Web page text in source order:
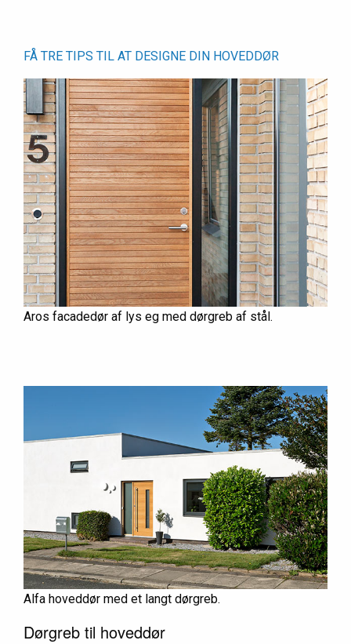
FÅ TRE TIPS TIL AT DESIGNE DIN HOVEDDØR
Aros facadedør af lys eg med dørgreb af stål.
Alfa hoveddør med et langt dørgreb.
Dørgreb til hoveddør